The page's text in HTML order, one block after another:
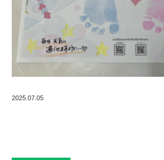
2025.07.05